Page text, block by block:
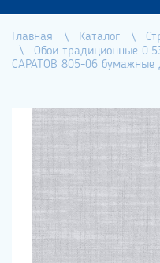
Главная Каталог
Обои традиционные
САРАТОВ 805-06 бумажные